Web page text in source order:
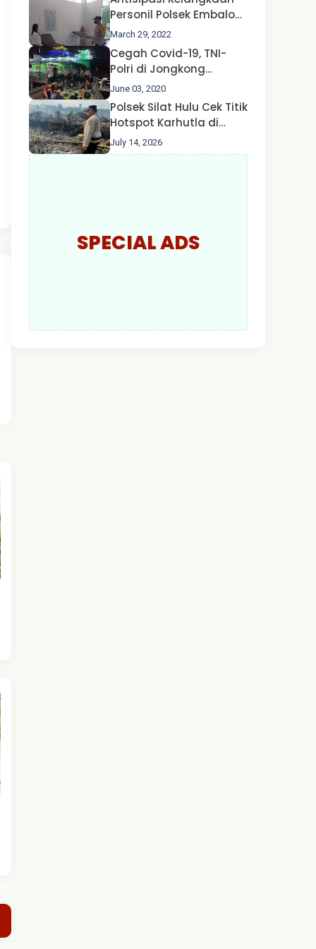
Nusa II Polda Kalbar*
Personil Polsek Embaloh
Hulu Gencar Lakukan
Pengecekan Oksigen
March 29, 2022
Cegah Covid-19, TNI-
Polri di Jongkong
Himbau Masyarakat
Jangan Kumpul Hinga
Larut Malam.
June 03, 2020
Polsek Silat Hulu Cek Titik
Hotspot Karhutla di
Desa Nanga Dangkan,
Api Ditemukan Sudah
July 14, 2026
SPECIAL ADS